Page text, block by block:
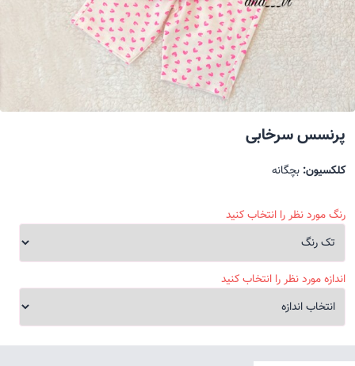
پرنسس سرخابی
کلکسیون: بچگانه
رنگ مورد نظر را انتخاب کنید
اندازه مورد نظر را انتخاب کنید